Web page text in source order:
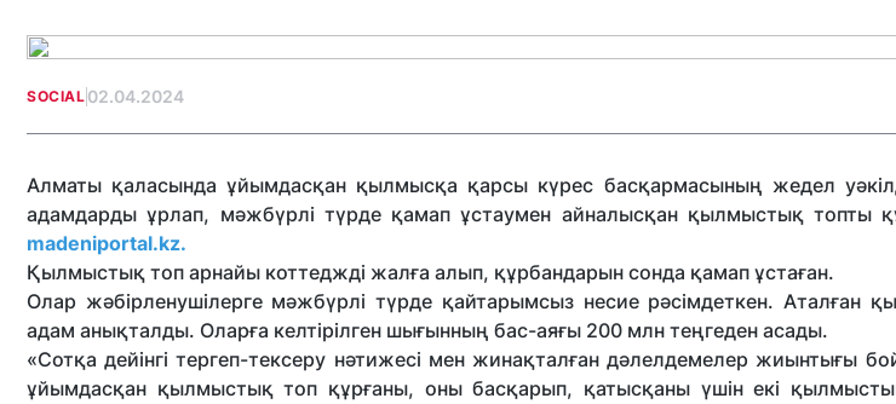
SOCIAL 02.04.2024
Алматы қаласында ұйымдасқан қылмысқа қарсы күрес басқармасының жедел
адамдарды ұрлап, мәжбүрлі түрде қамап ұстаумен айналысқан қылмыстық топты
madeniportal.kz.
Қылмыстық топ арнайы коттеджді жалға алып, құрбандарын сонда қамап ұстаған.
Олар жәбірленушілерге мәжбүрлі түрде қайтарымсыз несие рәсімдеткен. Аталған
адам анықталды. Оларға келтірілген шығынның бас-аяғы 200 млн теңгеден асады.
«Сотқа дейінгі тергеп-тексеру нәтижесі мен жинақталған дәлелдемелер жиынтығы
ұйымдасқан қылмыстық топ құрғаны, оны басқарып, қатысқаны үшін екі